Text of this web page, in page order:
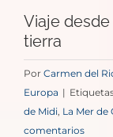
Viaje
tierra
Por Carmen del
Europa |
de Midi, La Mer de
comentarios